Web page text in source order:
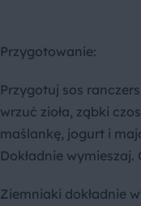
Przygotowanie:
Przygotuj sos
wrzuć zioła, ząbki
maślankę, jogurt i
Dokładnie wymieszaj.
Ziemniaki dokładnie